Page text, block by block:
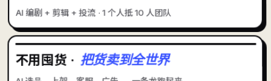
AI 编剧 + 剪辑 + 投流 · 1 个人抵 10 人团队
不用囤货 · 把货卖到全世界